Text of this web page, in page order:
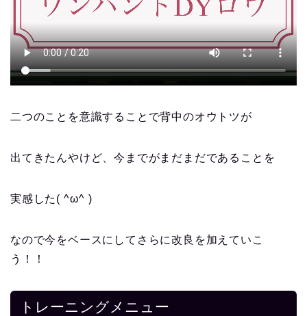
二つのことを意識することで背中のオウトツが
出てきたんやけど、今までがまだまだであることを
実感した( ^ω^ )
なので今をベースにしてさらに改良を加えていこ
う！！
トレーニングメニュー